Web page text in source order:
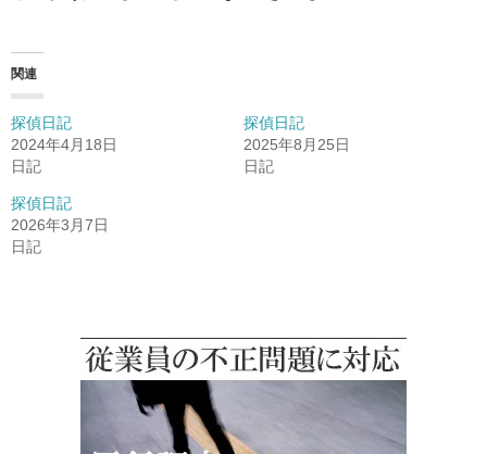
関連
探偵日記
2024年4月18日
日記
探偵日記
2025年8月25日
日記
探偵日記
2026年3月7日
日記